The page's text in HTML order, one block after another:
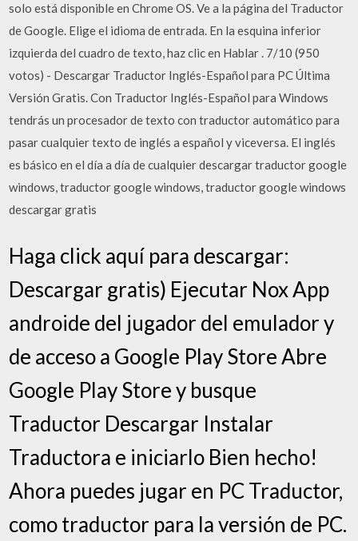
solo está disponible en Chrome OS. Ve a la página del Traductor
de Google. Elige el idioma de entrada. En la esquina inferior
izquierda del cuadro de texto, haz clic en Hablar . 7/10 (950
votos) - Descargar Traductor Inglés-Español para PC Última
Versión Gratis. Con Traductor Inglés-Español para Windows
tendrás un procesador de texto con traductor automático para
pasar cualquier texto de inglés a español y viceversa. El inglés
es básico en el día a día de cualquier descargar traductor google
windows, traductor google windows, traductor google windows
descargar gratis
Haga click aquí para descargar:
Descargar gratis) Ejecutar Nox App
androide del jugador del emulador y
de acceso a Google Play Store Abre
Google Play Store y busque
Traductor Descargar Instalar
Traductora e iniciarlo Bien hecho!
Ahora puedes jugar en PC Traductor,
como traductor para la versión de PC.